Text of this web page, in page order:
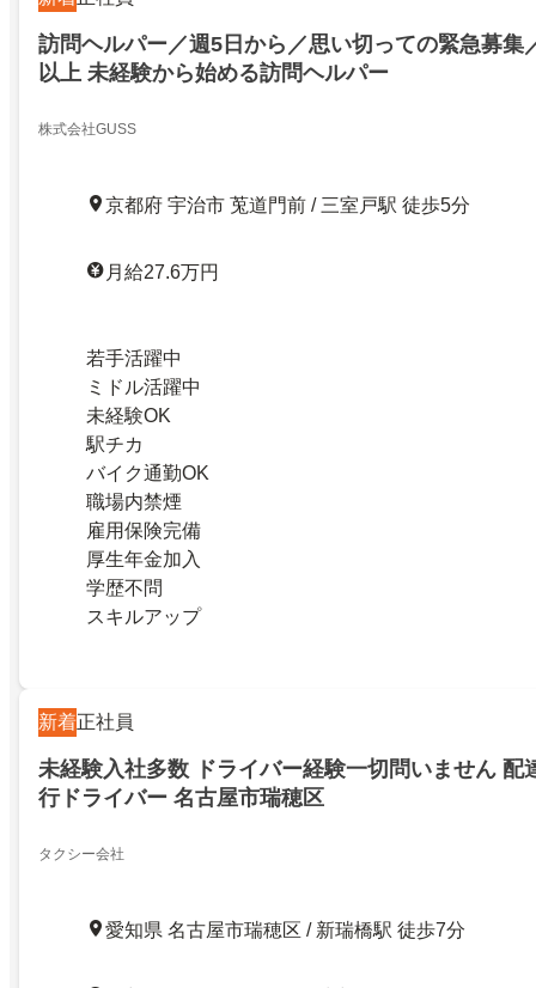
訪問ヘルパー／週5日から／思い切っての緊急募集
以上 未経験から始める訪問ヘルパー
株式会社GUSS
京都府 宇治市 莵道門前 / 三室戸駅 徒歩5分
月給27.6万円
若手活躍中
ミドル活躍中
未経験OK
駅チカ
バイク通勤OK
職場内禁煙
雇用保険完備
厚生年金加入
学歴不問
スキルアップ
新着正社員
未経験入社多数 ドライバー経験一切問いません 配
行ドライバー 名古屋市瑞穂区
タクシー会社
愛知県 名古屋市瑞穂区 / 新瑞橋駅 徒歩7分